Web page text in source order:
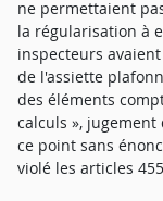
ne permettaient
la régularisation à
inspecteurs
de l'assiette
des éléments
calculs »,
ce point sans
violé les articles